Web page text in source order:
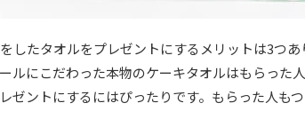
したタオルをプレゼントにするメリットは3つ
ルにこだわった本物のケーキタオルはもらった
ゼントにするにはぴったりです。もらった人も